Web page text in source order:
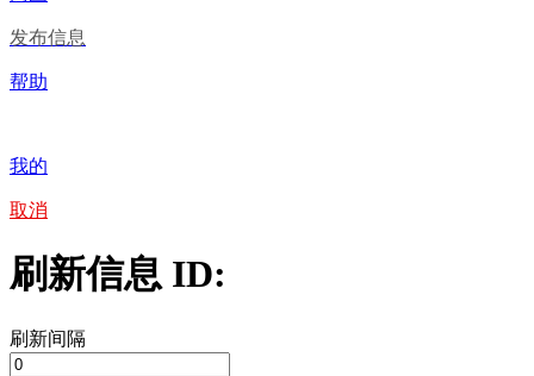
发布信息
帮助
我的
取消
刷新信息 ID:
刷新间隔